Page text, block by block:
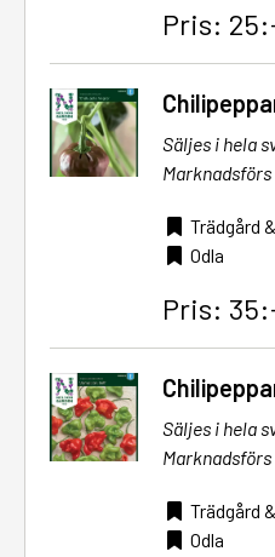
Pris:
Säljes i hela
Trädgård
Odla
Pris:
Säljes i hela
Trädgård
Odla